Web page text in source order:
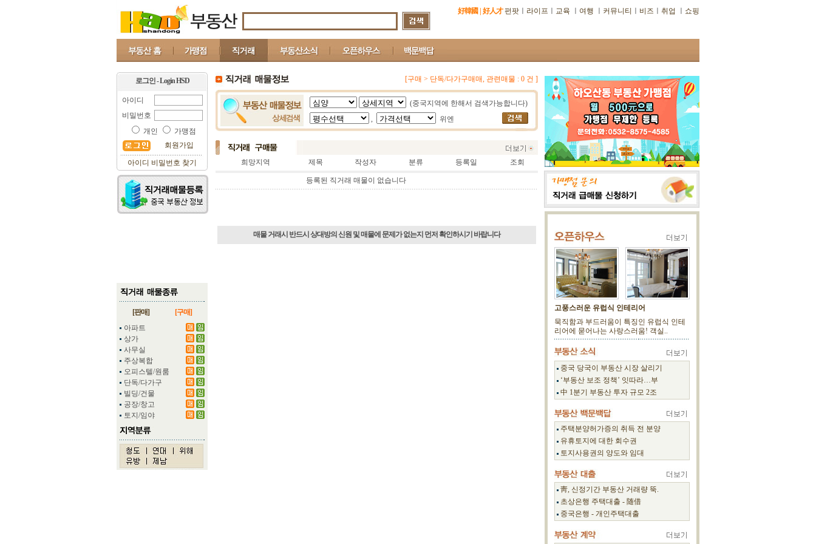
好韓國 好人才 펀팟 라이프 교육 여행 커뮤니티 비즈 취업 쇼핑
로그인 - Login HSD
아이디
비밀번호
개인
가맹점
회원가입
아이디 비밀번호 찾기
[판매]
[구매]
아파트
상가
사무실
주상복합
오피스텔/원룸
단독/다가구
빌딩/건물
공장/창고
토지/임야
[구매 > 단독/다가구매매, 관련매물 : 0 건 ]
(중국지역에 한해서 검색가능합니다)
,
위엔
희망지역 제목 작성자 분류 등록일 조회
등록된 직거래 매물이 없습니다
매물 거래시 반드시 상대방의 신원 및 매물에 문제가 없는지 먼저 확인하시기 바랍니다
고풍스러운 유럽식 인테리어
묵직함과 부드러움이 특징인 유럽식 인테
리어에 묻어나는 사랑스러움! 객실..
중국 당국이 부동산 시장 살리기
‘부동산 보조 정책’ 잇따라…부
中 1분기 부동산 투자 규모 2조
주택분양허가증의 취득 전 분양
유휴토지에 대한 회수권
토지사용권의 양도와 임대
靑, 신정기간 부동산 거래량 뚝.
초상은행 주택대출 - 随借
중국은행 - 개인주택대출